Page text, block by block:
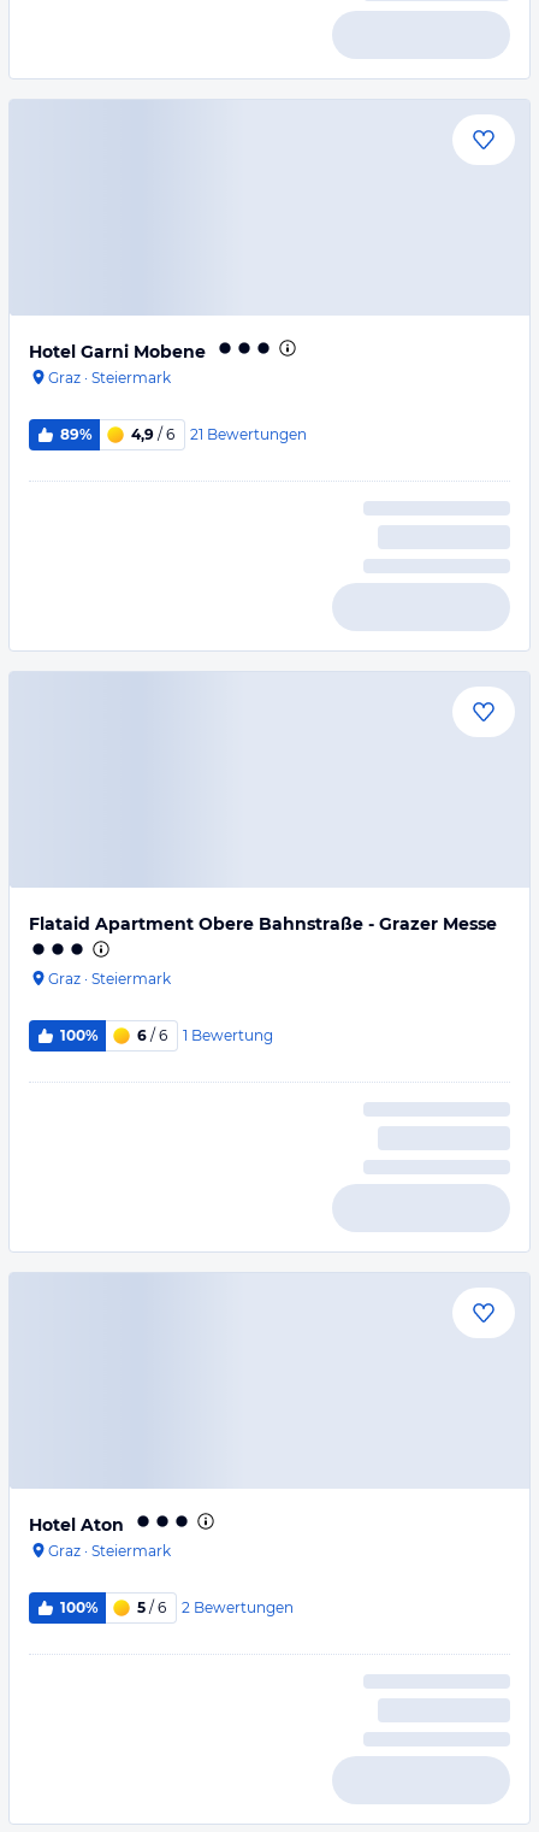
Hotel Garni Mobene
Graz · Steiermark
89% 4,9 / 6 21 Bewertungen
Flataid Apartment Obere Bahnstraße - Grazer Messe
Graz · Steiermark
100% 6 / 6 1 Bewertung
Hotel Aton
Graz · Steiermark
100% 5 / 6 2 Bewertungen